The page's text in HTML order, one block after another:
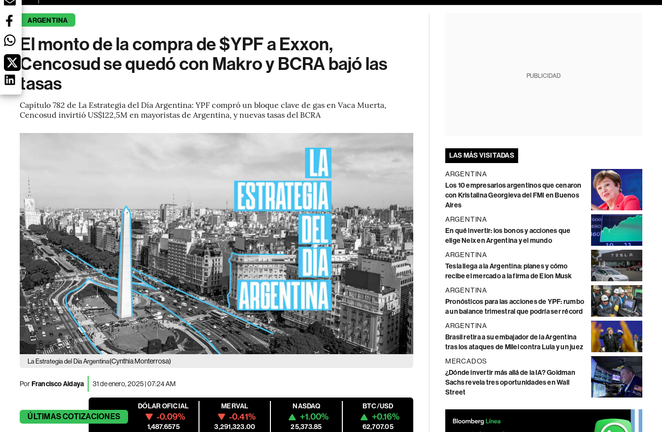
ARGENTINA
El monto de la compra de $YPF a Exxon,
Cencosud se quedó con Makro y BCRA bajó las
tasas
Capítulo 782 de La Estrategia del Día Argentina: YPF compró un bloque clave de gas en Vaca Muerta,
Cencosud invirtió US$122,5M en mayoristas de Argentina, y nuevas tasas del BCRA
La Estrategia del Día Argentina(Cynthia Monterrosa)
PorFrancisco Aldaya 31 de enero, 2025 | 07:24 AM
ÚLTIMASCOTIZACIONES
DÓLAR OFICIAL
-0.09%
1,487.6575
MERVAL
-0.41%
3,291,323.00
NASDAQ
+1.00%
25,373.85
BTC/USD
+0.16%
62,707.05
PUBLICIDAD
LAS MÁS VISITADAS
ARGENTINA
Los 10 empresarios argentinos que cenaron
con Kristalina Georgieva del FMI en Buenos
Aires
ARGENTINA
En qué invertir: los bonos y acciones que
elige Neix en Argentina y el mundo
ARGENTINA
Tesla llega a la Argentina: planes y cómo
recibe el mercado a la firma de Elon Musk
ARGENTINA
Pronósticos para las acciones de YPF: rumbo
a un balance trimestral que podría ser récord
ARGENTINA
Brasil retira a su embajador de la Argentina
tras los ataques de Milei contra Lula y un juez
MERCADOS
¿Dónde invertir más allá de la IA? Goldman
Sachs revela tres oportunidades en Wall
Street